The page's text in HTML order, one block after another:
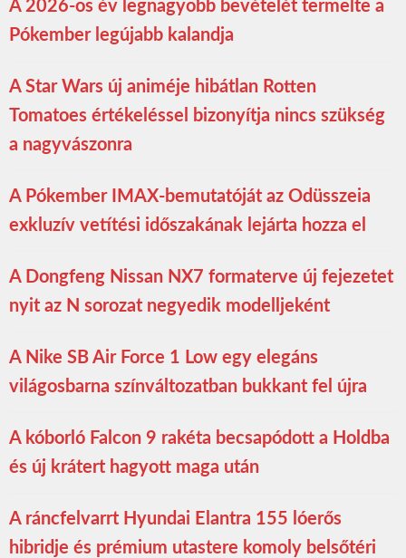
A 2026-os év legnagyobb bevételét termelte a
Pókember legújabb kalandja
A Star Wars új animéje hibátlan Rotten
Tomatoes értékeléssel bizonyítja nincs szükség
a nagyvászonra
A Pókember IMAX-bemutatóját az Odüsszeia
exkluzív vetítési időszakának lejárta hozza el
A Dongfeng Nissan NX7 formaterve új fejezetet
nyit az N sorozat negyedik modelljeként
A Nike SB Air Force 1 Low egy elegáns
világosbarna színváltozatban bukkant fel újra
A kóborló Falcon 9 rakéta becsapódott a Holdba
és új krátert hagyott maga után
A ráncfelvarrt Hyundai Elantra 155 lóerős
hibridje és prémium utastere komoly belsőtéri